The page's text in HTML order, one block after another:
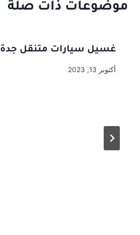
موضوعات ذات صلة
غسيل سيارات متنقل جدة
أكتوبر 13, 2023